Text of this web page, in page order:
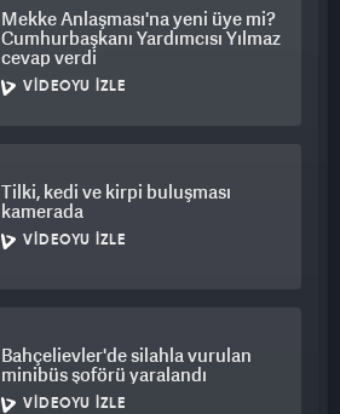
Mekke Anlaşması'na yeni üye mi?
Cumhurbaşkanı Yardımcısı Yılmaz
cevap verdi
VIDEOYU İZLE
Tilki, kedi ve kirpi buluşması
kamerada
VIDEOYU İZLE
Bahçelievler'de silahla vurulan
minibüs şoförü yaralandı
VIDEOYU İZLE